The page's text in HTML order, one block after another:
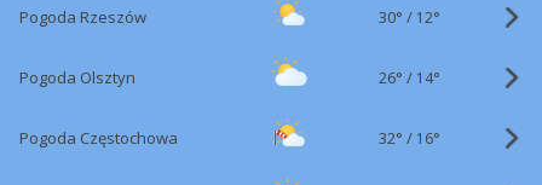
Pogoda Rzeszów 30° / 12°
Pogoda Olsztyn 26° / 14°
Pogoda Częstochowa 32° / 16°